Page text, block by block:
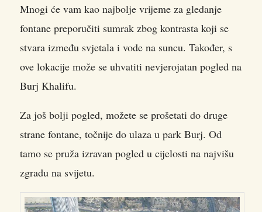
Mnogi će vam kao najbolje vrijeme za gledanje
fontane preporučiti sumrak zbog kontrasta koji se
stvara između svjetala i vode na suncu. Također, s
ove lokacije može se uhvatiti nevjerojatan pogled na
Burj Khalifu.
Za još bolji pogled, možete se prošetati do druge
strane fontane, točnije do ulaza u park Burj. Od
tamo se pruža izravan pogled u cijelosti na najvišu
zgradu na svijetu.